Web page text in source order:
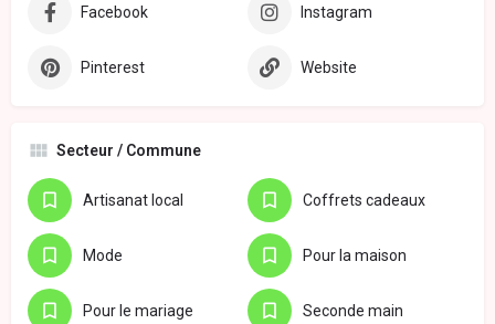
Facebook Instagram
Pinterest Website
Secteur / Commune
Artisanat local Coffrets cadeaux
Mode Pour la maison
Pour le mariage Seconde main